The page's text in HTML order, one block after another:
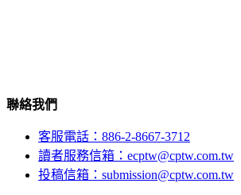
聯絡我們
客服電話：886-2-8667-3712
讀者服務信箱：ecptw@cptw.com.tw
投稿信箱： submission@cptw.com.tw